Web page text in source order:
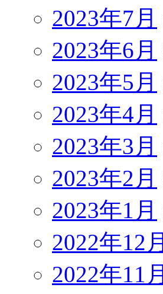
2023年7月
2023年6月
2023年5月
2023年4月
2023年3月
2023年2月
2023年1月
2022年12月
2022年11月